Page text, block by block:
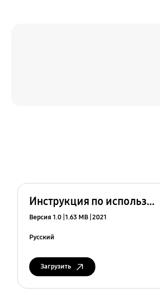
Инструкция по использованию
Версия 1.0 1.63 MB 2021
Русский
Загрузить